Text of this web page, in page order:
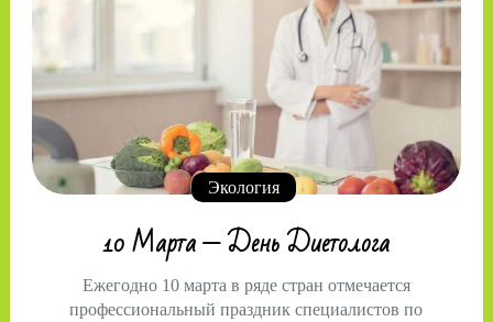
Экология
10 Марта — День Диетолога
Ежегодно 10 марта в ряде стран отмечается
профессиональный праздник специалистов по